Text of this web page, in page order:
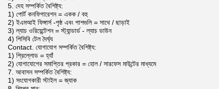
5. দেহ সম্পর্কিত বৈশিষ্ট্য:
1) পোর্ট কনফিগারেশন = একক / বহু
2) ইএমআই ফিঙ্গার্স -পৃষ্ঠ এবং পাশগুলি = সাথে / ছাড়াই
3) ল্যাচ ওরিয়েন্টেশন = স্ট্যান্ডার্ড - ল্যাচ ডাউন
4) পিসিবি টেল দৈর্ঘ্য
Contact. যোগাযোগ সম্পর্কিত বৈশিষ্ট্য:
1) প্রিল্লোড = হ্যাঁ
2) যোগাযোগের সমাপ্তির প্রকার = হোল / সারফেস মাউন্টের মাধ্যমে
7. আবাসন সম্পর্কিত বৈশিষ্ট্য:
1) সংযোগকারী স্টাইল = জ্যাক